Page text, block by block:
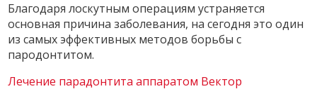
Благодаря лоскутным операциям устраняется
основная причина заболевания, на сегодня это один
из самых эффективных методов борьбы с
пародонтитом.
Лечение парадонтита аппаратом Вектор